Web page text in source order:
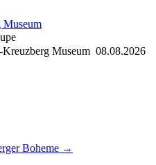
Museum 08.08.2026
Boheme →